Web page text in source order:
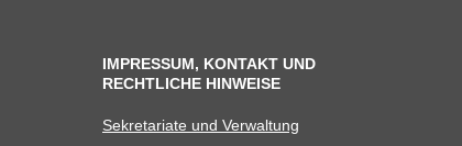
IMPRESSUM, KONTAKT UND
RECHTLICHE HINWEISE
Sekre­ta­riate und Verwaltung